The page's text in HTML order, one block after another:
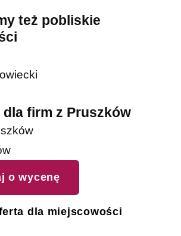
też pobliskie
dla firm z Pruszków
o wycenę
dla miejscowości